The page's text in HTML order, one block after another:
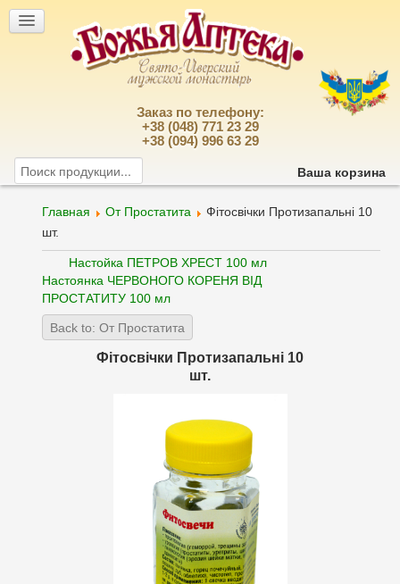
Заказ по телефону:
+38 (048) 771 23 29
+38 (094) 996 63 29
Ваша корзина
Главная От Простатита
Фітосвічки Протизапальні 10
шт.
Настойка ПЕТРОВ ХРЕСТ 100 мл
Настоянка ЧЕРВОНОГО КОРЕНЯ ВІД
ПРОСТАТИТУ 100 мл
Back to: От Простатита
Фітосвічки Протизапальні 10
шт.